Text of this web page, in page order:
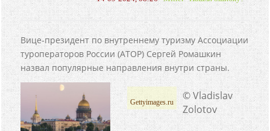
Вице-президент по внутреннему туризму Ассоциации
туроператоров России (АТОР) Сергей Ромашкин
назвал популярные направления внутри страны.
Gettyimages.ru
© Vladislav
Zolotov